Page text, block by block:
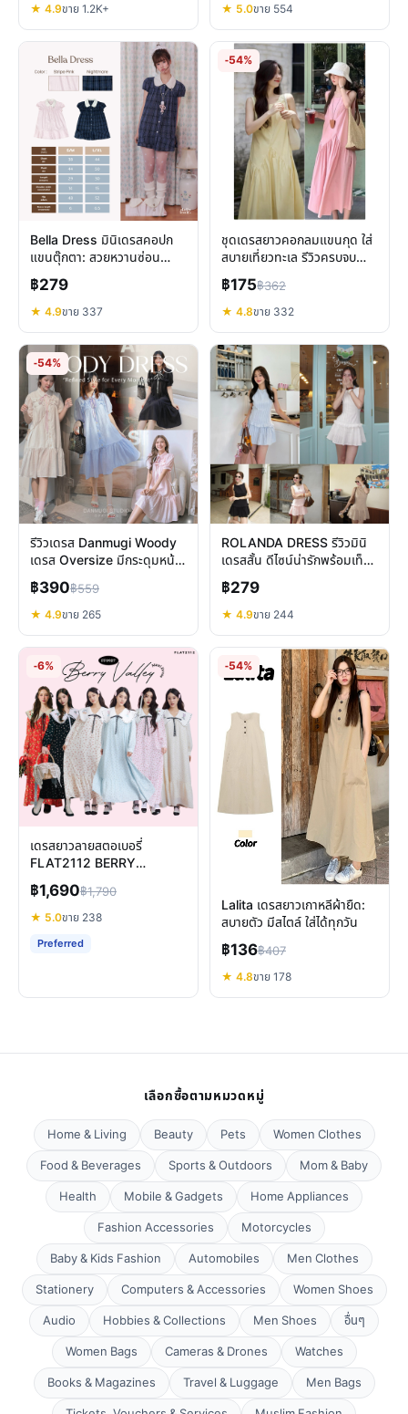
★ 4.9ขาย 1.2K+ ★ 5.0ขาย 554
Bella Dress มินิเดรสคอปก
แขนตุ๊กตา: สวยหวานซ่อน
เปรี้ยว สไตล์ Dailylook.SM
฿279
★ 4.9ขาย 337
-54%
ชุดเดรสยาวคอกลมแขนกุด ใส่
สบายเที่ยวทะเล รีวิวครบจบ
ก่อนตัดสินใจ
฿175฿362
★ 4.8ขาย 332
-54%
รีวิวเดรส Danmugi Woody
เดรส Oversize มีกระดุมหน้า
สวยครบทุกโอกาส
฿390฿559
★ 4.9ขาย 265
ROLANDA DRESS รีวิวมินิ
เดรสสั้น ดีไซน์น่ารักพร้อมเท็กซ์
เจอร์ไม่เหมือนใคร
฿279
★ 4.9ขาย 244
-6%
เดรสยาวลายสตอเบอรี่
FLAT2112 BERRY
VALLEY MAXI DRESS ชุด
เดรสแขนยาวออกงาน
฿1,690฿1,790
★ 5.0ขาย 238
Preferred
-54%
Lalita เดรสยาวเกาหลีผ้ายืด:
สบายตัว มีสไตล์ ใส่ได้ทุกวัน
฿136฿407
★ 4.8ขาย 178
เลือกซื้อตามหมวดหมู่
Home & Living Beauty Pets
Women Clothes
Food & Beverages
Sports & Outdoors
Mom & Baby
Health
Mobile & Gadgets
Home Appliances
Fashion Accessories
Motorcycles
Baby & Kids Fashion
Automobiles
Men Clothes
Stationery
Computers & Accessories
Women Shoes
Audio
Hobbies & Collections Men Shoes
อื่นๆ
Women Bags
Cameras & Drones
Watches
Books & Magazines
Travel & Luggage
Men Bags